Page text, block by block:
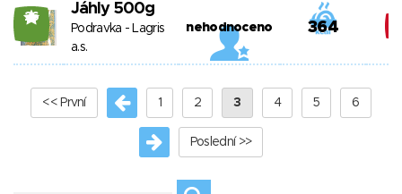
26 Jáhly 500g
Podravka - Lagris
a.s.
nehodnoceno 364
<< První 1 2 3 4 5 6
Poslední >>